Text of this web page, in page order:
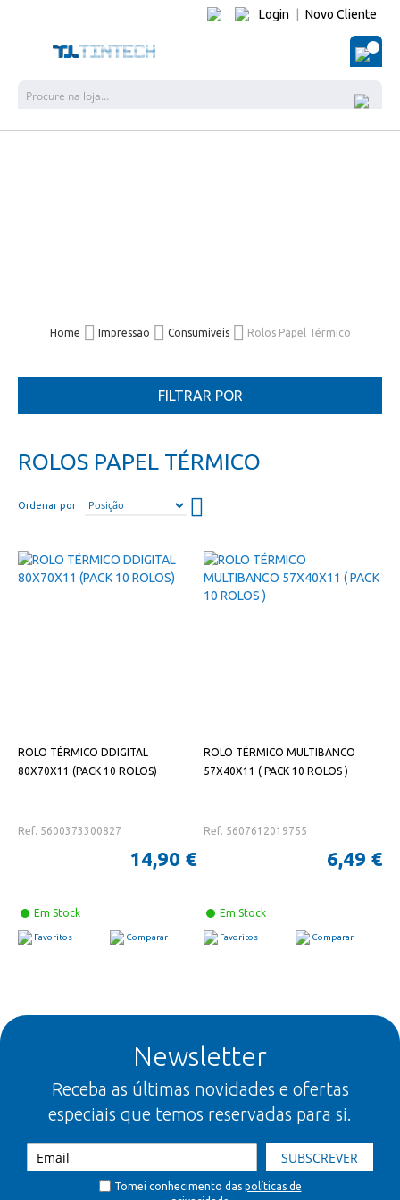
Login Novo Cliente
O
Home Impressão Consumiveis Rolos Papel Térmico
ROLOS PAPEL TÉRMICO
Ordenar por
ROLO TÉRMICO DDIGITAL
80X70X11 (PACK 10 ROLOS)
Ref. 5600373300827
14,90 €
Em Stock
Favoritos Comparar
ROLO TÉRMICO MULTIBANCO
57X40X11 ( PACK 10 ROLOS )
Ref. 5607612019755
6,49 €
Em Stock
Favoritos Comparar
FILTRAR POR
Newsletter
Receba as últimas novidades e ofertas
especiais que temos reservadas para si.
SUBSCREVER
Tomei conhecimento das políticas de